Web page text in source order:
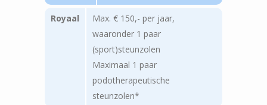
Royaal
Max. € 150,- per jaar,
waaronder 1 paar
(sport)steunzolen
Maximaal 1 paar
podotherapeutische
steunzolen*